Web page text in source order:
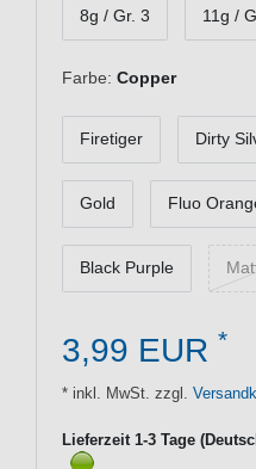
8g / Gr. 3 11g /
Farbe: Copper
Firetiger Dirty
Gold Fluo
Black Purple
3,99 EUR *
* inkl. MwSt. zzgl.
Lieferzeit 1-3 Tage